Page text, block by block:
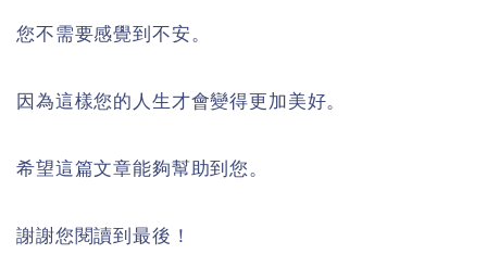
您不需要感覺到不安。
因為這樣您的人生才會變得更加美好。
希望這篇文章能夠幫助到您。
謝謝您閱讀到最後！